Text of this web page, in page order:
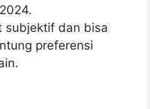
2024.
subjektif dan bisa
preferensi